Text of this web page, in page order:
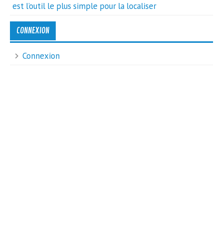
est l’outil le plus simple pour la localiser
CONNEXION
Connexion